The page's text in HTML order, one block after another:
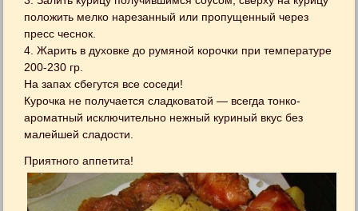
положить мелко нарезанный или пропущенный через
пресс чеснок.
4. Жарить в духовке до румяной корочки при температуре
200-230 гр.
На запах сбегутся все соседи!
Курочка не получается сладковатой — всегда тонко-
ароматный исключительно нежный куриный вкус без
малейшей сладости.
Приятного аппетита!